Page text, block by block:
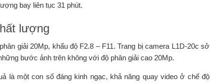
bay liên tục 31 phút.
lượng
giải 20Mp, khẩu độ F2.8 – F11. Trang bị camera L1D-20c sở
bước ảnh trên không với độ phân giải cao 20Mp.
là một con số đáng kinh ngạc, khả năng quay video ở chế độ